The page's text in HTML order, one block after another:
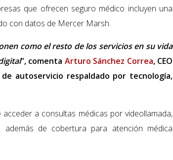
que ofrecen seguro médico incluyen una
con datos de Mercer Marsh.
como el resto de los servicios en su vida
", comenta Arturo Sánchez Correa, CEO
autoservicio respaldado por tecnología,
a consultas médicas por videollamada,
además de cobertura para atención médica